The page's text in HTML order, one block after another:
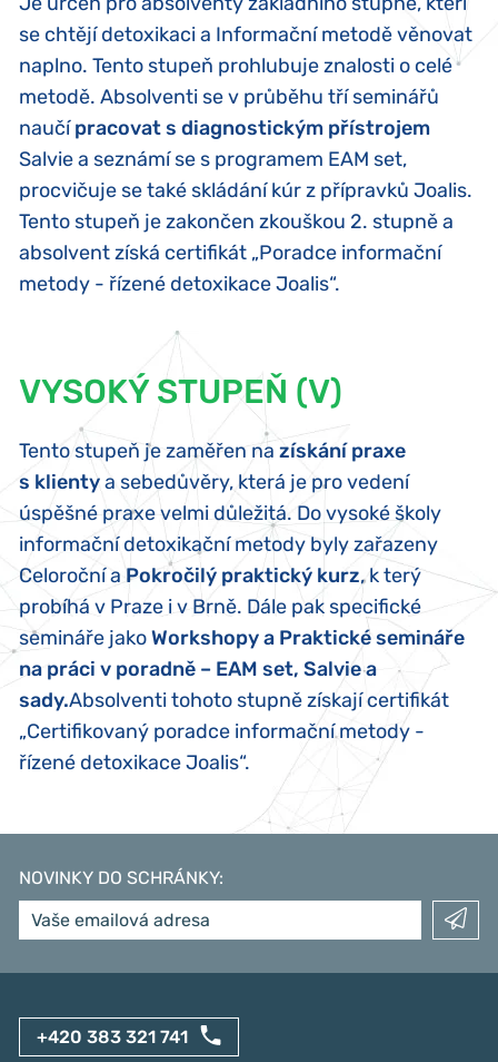
se chtějí detoxikaci a Informační metodě věnovat
naplno. Tento stupeň prohlubuje znalosti o celé
metodě. Absolventi se v průběhu tří seminářů
naučípracovat s diagnostickým přístrojem
Salvie a seznámí se s programem EAM set,
procvičuje se také skládání kúr z přípravků Joalis.
Tento stupeň je zakončen zkouškou 2. stupně a
absolvent získá certifikát „Poradce informační
metody - řízené detoxikace Joalis“.
VYSOKÝ STUPEŇ (V)
Tento stupeň je zaměřen na získání praxe
s klientya sebedůvěry, která je pro vedení
úspěšné praxe velmi důležitá. Do vysoké školy
informační detoxikační metody byly zařazeny
Celoroční a Pokročilý praktický kurz, k terý
probíhá v Praze i v Brně. Dále pak specifické
semináře jakoWorkshopy a Praktické semináře
na práci v poradně – EAM set, Salvie a
sady.Absolventi tohoto stupně získají certifikát
„Certifikovaný poradce informační metody -
řízené detoxikace Joalis“.
NOVINKY DO SCHRÁNKY:
+420 383 321 741